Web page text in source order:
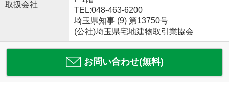
取扱会社
TEL:048-463-6200
埼玉県知事 (9) 第13750号
(公社)埼玉県宅地建物取引業協会
お問い合わせ(無料)